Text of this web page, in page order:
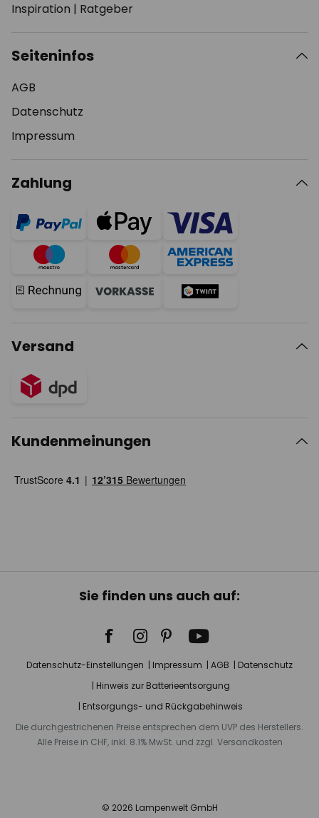
Inspiration | Ratgeber
Seiteninfos
AGB
Datenschutz
Impressum
Zahlung
Versand
Kundenmeinungen
Sie finden uns auch auf:
Datenschutz-Einstellungen Impressum AGB
Datenschutz
Hinweis zur Batterieentsorgung
Entsorgungs- und Rückgabehinweis
Die durchgestrichenen Preise entsprechen dem UVP des Herstellers.
Alle Preise in CHF, inkl. 8.1% MwSt. und zzgl. Versandkosten
© 2026 Lampenwelt GmbH